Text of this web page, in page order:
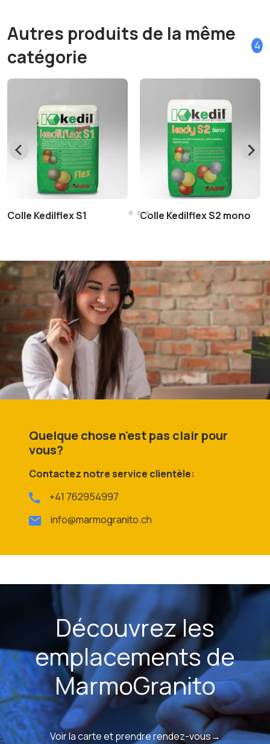
Autres produits de la même
catégorie
4
Colle Kedilflex S1 Colle Kedilflex S2 mono
Quelque chose n'est pas clair pour
vous?
Contactez notre service clientèle:
+41 762954997
info@marmogranito.ch
Découvrez les
emplacements de
MarmoGranito
Voir la carte et prendre rendez-vous→